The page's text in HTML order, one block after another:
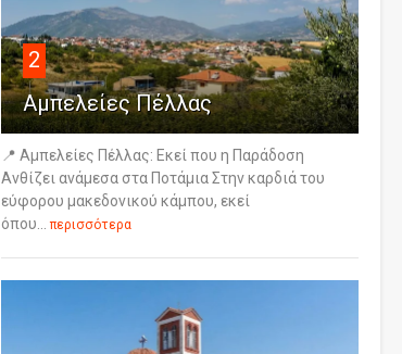
2
Αμπελείες Πέλλας
📍 Αμπελείες Πέλλας: Εκεί που η Παράδοση
Ανθίζει ανάμεσα στα Ποτάμια Στην καρδιά του
εύφορου μακεδονικού κάμπου, εκεί
όπου... περισσότερα